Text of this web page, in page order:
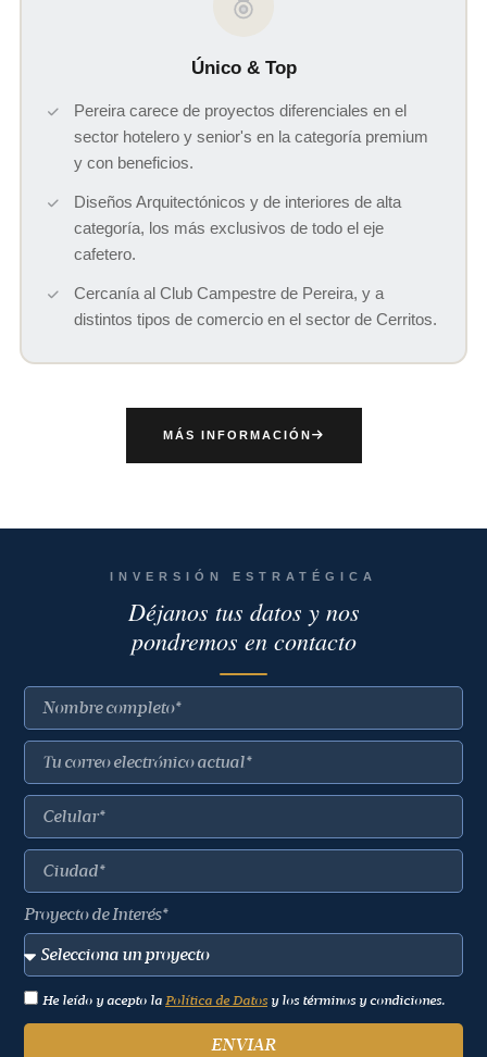
Único & Top
Pereira carece de proyectos diferenciales en el
sector hotelero y senior's en la categoría premium
y con beneficios.
Diseños Arquitectónicos y de interiores de alta
categoría, los más exclusivos de todo el eje
cafetero.
Cercanía al Club Campestre de Pereira, y a
distintos tipos de comercio en el sector de Cerritos.
MÁS INFORMACIÓN
INVERSIÓN ESTRATÉGICA
Déjanos tus datos y nos
pondremos en contacto
Proyecto de Interés*
He leído y acepto la Política de Datos y los términos y condiciones.
ENVIAR